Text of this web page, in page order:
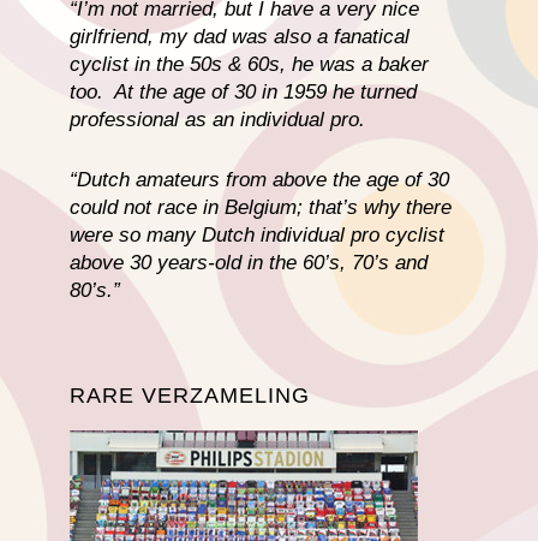
“I’m not married, but I have a very nice
girlfriend, my dad was also a fanatical
cyclist in the 50s & 60s, he was a baker
too. At the age of 30 in 1959 he turned
professional as an individual pro.
“Dutch amateurs from above the age of 30
could not race in Belgium; that’s why there
were so many Dutch individual pro cyclist
above 30 years-old in the 60’s, 70’s and
80’s.”
RARE VERZAMELING